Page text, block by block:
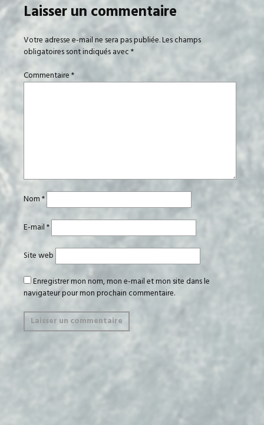
Laisser un commentaire
Votre adresse e-mail ne sera pas publiée.Les champs
obligatoires sont indiqués avec*
Commentaire*
Nom*
E-mail*
Site web
Enregistrer mon nom, mon e-mail et mon site dans le
navigateur pour mon prochain commentaire.